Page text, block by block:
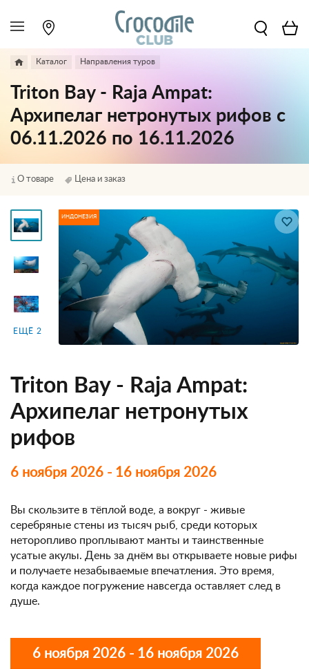
Каталог Направления туров
Triton Bay - Raja Ampat:
Архипелаг нетронутых рифов с
06.11.2026 по 16.11.2026
О товаре Цена и заказ
ЕЩЁ 2
ИНДОНЕЗИЯ
Triton Bay - Raja Ampat:
Архипелаг нетронутых
рифов
6 ноября 2026 - 16 ноября 2026
Вы скользите в тёплой воде, а вокруг - живые
серебряные стены из тысяч рыб, среди которых
неторопливо проплывают манты и таинственные
усатые акулы. День за днём вы открываете новые рифы
и получаете незабываемые впечатления. Это время,
когда каждое погружение навсегда оставляет след в
душе.
6 ноября 2026 - 16 ноября 2026